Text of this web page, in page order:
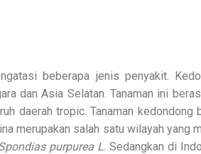
beberapa jenis penyakit.
dan Asia Selatan. Tanaman ini
daerah tropic. Tanaman kedondong
merupakan salah satu wilayah yang
purpurea L . Sedangkan di